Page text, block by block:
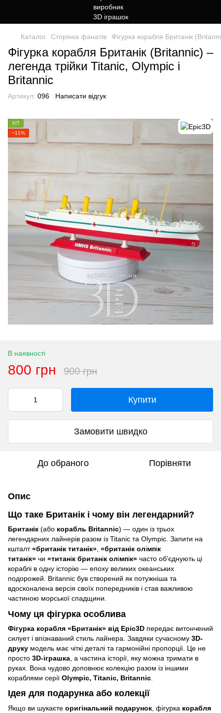
Каталог Сторінка фанатів Фігурка корабля Британік
Фігурка корабля Британік (Britannic) –
легенда трійки Titanic, Olympic і
Britannic
Артикул: 096 Написати відгук
ХІТ
−11%
В наявності
800 грн 900 грн
Купити
Замовити швидко
До обраного Порівняти
Опис
Що таке Британік і чому він легендарний?
Британік (або корабль Britannic) — один із трьох
легендарних лайнерів разом із Titanic та Olympic. Запити на
кшталт«британік титанік», «британік олімпік
титанік» чи «титанік британік олімпік» часто об’єднують ці
кораблі в одну історію — епоху великих океанських
подорожей. Britannic був створений як потужніша та
вдосконалена версія своїх попередників і став важливою
частиною морської спадщини.
Чому ця фігурка особлива
Фігурка корабля «Британік» від Epic3D передає витончений
силует і впізнаваний стиль лайнера. Завдяки сучасному 3D-
друку модель має чіткі деталі та гармонійні пропорції. Це не
просто 3D-іграшка , а частина історії, яку можна тримати в
руках. Вона чудово доповнює колекцію разом із іншими
кораблями серії Olympic, Titanic, Britannic
Ідея для подарунка або колекції
Якщо ви шукаєте оригінальний подарунок , фігурка корабля